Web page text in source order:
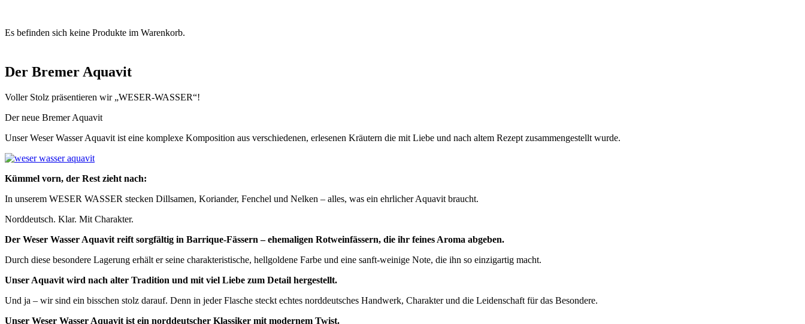
Es befinden sich keine Produkte im Warenkorb.
Der Bremer Aquavit
Voller Stolz präsentieren wir „WESER-WASSER“!
Der neue Bremer Aquavit
Unser Weser Wasser Aquavit ist eine komplexe Komposition aus verschiedenen, erlesenen Kräutern die mit Liebe und nach altem Rezept zusammengestellt wurde.
Kümmel vorn, der Rest zieht nach:
In unserem WESER WASSER stecken Dillsamen, Koriander, Fenchel und Nelken – alles, was ein ehrlicher Aquavit braucht.
Norddeutsch. Klar. Mit Charakter.
Der Weser Wasser Aquavit reift sorgfältig in Barrique-Fässern – ehemaligen Rotweinfässern, die ihr feines Aroma abgeben.
Durch diese besondere Lagerung erhält er seine charakteristische, hellgoldene Farbe und eine sanft-weinige Note, die ihn so einzigartig macht.
Unser Aquavit wird nach alter Tradition und mit viel Liebe zum Detail hergestellt.
Und ja – wir sind ein bisschen stolz darauf. Denn in jeder Flasche steckt echtes norddeutsches Handwerk, Charakter und die Leidenschaft für das Besondere.
Unser Weser Wasser Aquavit ist ein norddeutscher Klassiker mit modernem Twist.